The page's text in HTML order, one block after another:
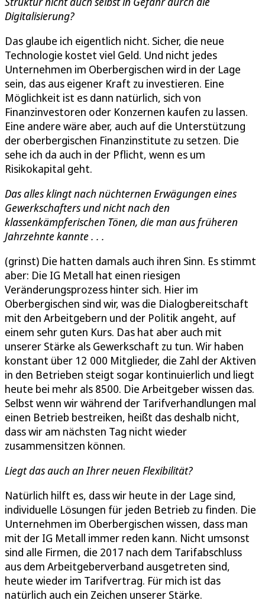
Digitalisierung?
Das glaube ich eigentlich nicht. Sicher, die neue
Technologie kostet viel Geld. Und nicht jedes
Unternehmen im Oberbergischen wird in der Lage
sein, das aus eigener Kraft zu investieren. Eine
Möglichkeit ist es dann natürlich, sich von
Finanzinvestoren oder Konzernen kaufen zu lassen.
Eine andere wäre aber, auch auf die Unterstützung
der oberbergischen Finanzinstitute zu setzen. Die
sehe ich da auch in der Pflicht, wenn es um
Risikokapital geht.
Das alles klingt nach nüchternen Erwägungen eines
Gewerkschafters und nicht nach den
klassenkämpferischen Tönen, die man aus früheren
Jahrzehnte kannte . . .
(grinst) Die hatten damals auch ihren Sinn. Es stimmt
aber: Die IG Metall hat einen riesigen
Veränderungsprozess hinter sich. Hier im
Oberbergischen sind wir, was die Dialogbereitschaft
mit den Arbeitgebern und der Politik angeht, auf
einem sehr guten Kurs. Das hat aber auch mit
unserer Stärke als Gewerkschaft zu tun. Wir haben
konstant über 12 000 Mitglieder, die Zahl der Aktiven
in den Betrieben steigt sogar kontinuierlich und liegt
heute bei mehr als 8500. Die Arbeitgeber wissen das.
Selbst wenn wir während der Tarifverhandlungen mal
einen Betrieb bestreiken, heißt das deshalb nicht,
dass wir am nächsten Tag nicht wieder
zusammensitzen können.
Liegt das auch an Ihrer neuen Flexibilität?
Natürlich hilft es, dass wir heute in der Lage sind,
individuelle Lösungen für jeden Betrieb zu finden. Die
Unternehmen im Oberbergischen wissen, dass man
mit der IG Metall immer reden kann. Nicht umsonst
sind alle Firmen, die 2017 nach dem Tarifabschluss
aus dem Arbeitgeberverband ausgetreten sind,
heute wieder im Tarifvertrag. Für mich ist das
natürlich auch ein Zeichen unserer Stärke.